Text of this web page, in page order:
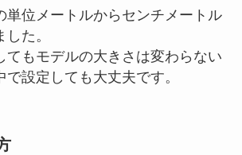
単位メートルからセンチメートル
た。
てもモデルの大きさは変わらない
設定しても大丈夫です。